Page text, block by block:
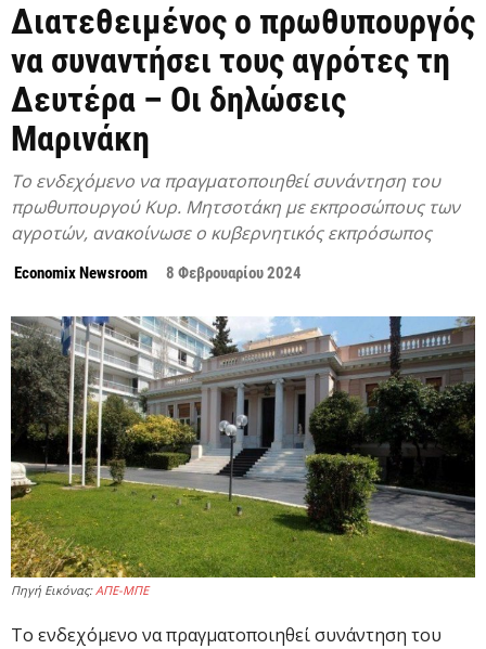
Διατεθειμένος ο πρωθυπουργός
να συναντήσει τους αγρότες τη
Δευτέρα – Οι δηλώσεις
Μαρινάκη
Το ενδεχόμενο να πραγματοποιηθεί συνάντηση του
πρωθυπουργού Κυρ. Μητσοτάκη με εκπροσώπους των
αγροτών, ανακοίνωσε ο κυβερνητικός εκπρόσωπος
Economix Newsroom 8 Φεβρουαρίου 2024
Πηγή Εικόνας:ΑΠΕ-ΜΠΕ
Το ενδεχόμενο να πραγματοποιηθεί συνάντηση του